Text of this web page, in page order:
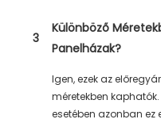
3
Különböző
Panelházak?
Igen, ezek az
méretekben
esetében azonban ez